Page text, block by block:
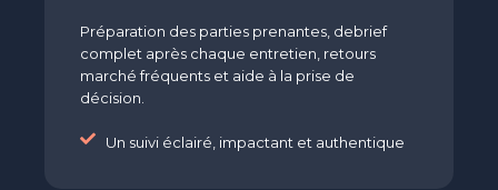
Préparation des parties prenantes, debrief
complet après chaque entretien, retours
marché fréquents et aide à la prise de
décision.
Un suivi éclairé, impactant et authentique